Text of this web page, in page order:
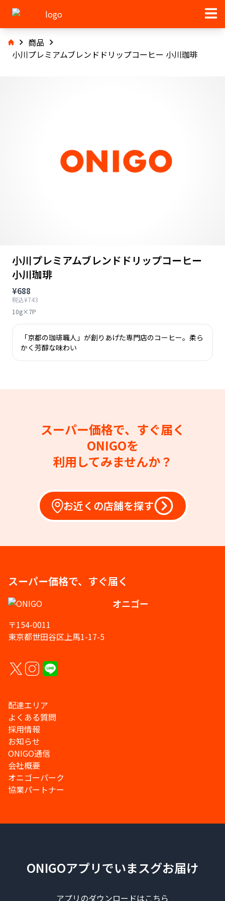
商品
小川プレミアムブレンドドリップコーヒー 小川珈琲
小川プレミアムブレンドドリップコーヒー
小川珈琲
¥688
税込¥743
10g×7P
「京都の珈琲職人」が創りあげた専門店のコーヒー。柔ら
かく芳醇な味わい
スーパー価格で、すぐ届く
ONIGOを
利用してみませんか？
お近くの店舗を探す
スーパー価格で、すぐ届く
オニゴー
〒154-0011
東京都世田谷区上馬1-17-5
配達エリア
よくある質問
採用情報
お知らせ
ONIGO通信
会社概要
オニゴーパーク
協業パートナー
ONIGOアプリでいまスグお届け
アプリのダウンロードはこちら